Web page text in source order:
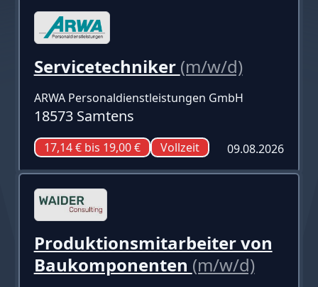
Servicetechniker (m/w/d)
ARWA Personaldienstleistungen GmbH
18573 Samtens
17,14 € bis 19,00 € Vollzeit 09.08.2026
Produktionsmitarbeiter von
Baukomponenten (m/w/d)